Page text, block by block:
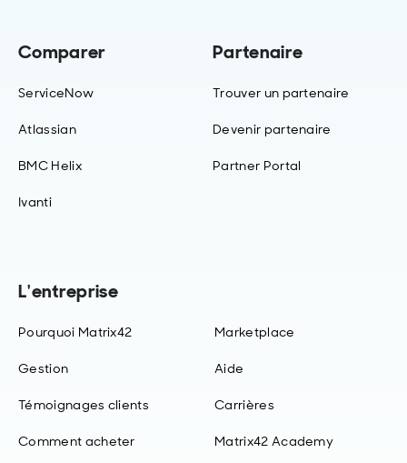
Comparer
ServiceNow
Atlassian
BMC Helix
Ivanti
L'entreprise
Pourquoi Matrix42
Gestion
Témoignages clients
Comment acheter
Marketplace
Aide
Carrières
Matrix42 Academy
Partenaire
Trouver un partenaire
Devenir partenaire
Partner Portal